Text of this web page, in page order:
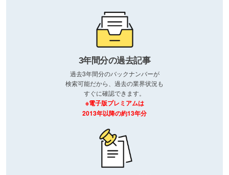
3年間分の過去記事
過去3年間分のバックナンバーが
検索可能だから、過去の業界状況も
すぐに確認できます。
※電子版プレミアムは
2013年以降の約13年分